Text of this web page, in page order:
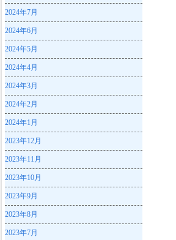
2024年7月
2024年6月
2024年5月
2024年4月
2024年3月
2024年2月
2024年1月
2023年12月
2023年11月
2023年10月
2023年9月
2023年8月
2023年7月